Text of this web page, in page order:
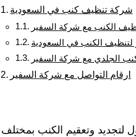
شركة تنظيف كنب في السعودية
الكنب مع شركة السفير
لتنظيف الكنب في السعودية
الجلدي مع شركة السفير
ارقام التواصل مع شركة السفير
وتعقيم الكنب بمختلف